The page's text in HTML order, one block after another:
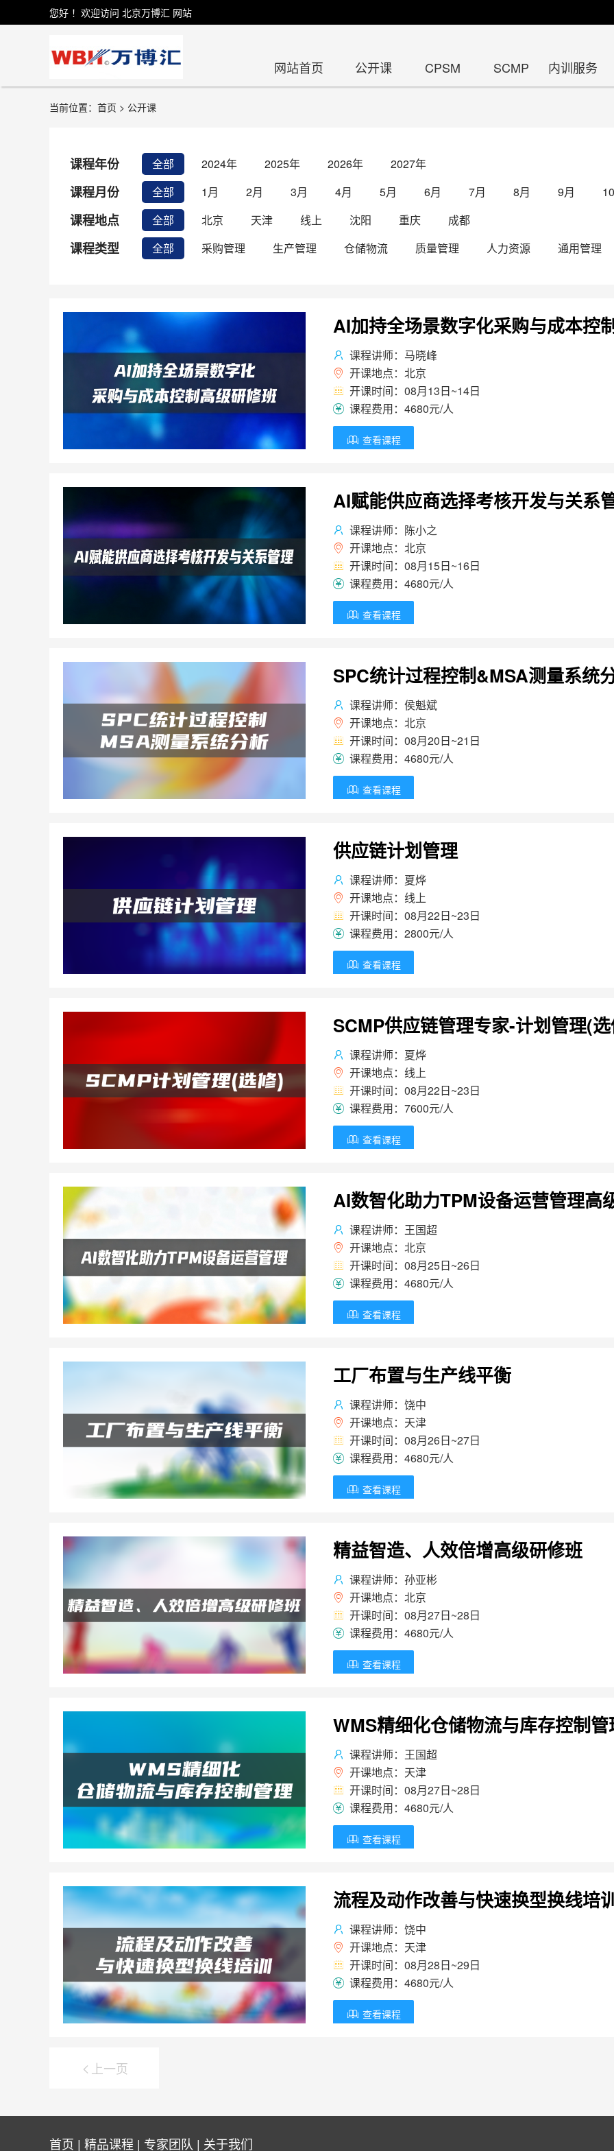
您好 ！欢迎访问 北京万博汇 网站
网站首页 公开课 CPSM SCMP 内训服务
当前位置：首页 > 公开课
课程年份 全部 2024年 2025年 2026年 2027年
课程月份 全部 1月 2月 3月 4月 5月 6月 7月 8月 9月
课程地点 全部 北京 天津 线上 沈阳 重庆 成都
课程类型 全部 采购管理 生产管理 仓储物流 质量管理 人力资源 通用管理
AI加持全场景数字化采购与成本控
 课程讲师：马晓峰
 开课地点：北京
 开课时间：08月13日~14日
课程费用：4680元/人
 查看课程
AI赋能供应商选择考核开发与关系
 课程讲师：陈小之
 开课地点：北京
 开课时间：08月15日~16日
课程费用：4680元/人
 查看课程
SPC统计过程控制&MSA测量系统
 课程讲师：侯魁斌
 开课地点：北京
 开课时间：08月20日~21日
课程费用：4680元/人
 查看课程
供应链计划管理
 课程讲师：夏烨
 开课地点：线上
 开课时间：08月22日~23日
课程费用：2800元/人
 查看课程
SCMP供应链管理专家-计划管理(
 课程讲师：夏烨
 开课地点：线上
 开课时间：08月22日~23日
课程费用：7600元/人
 查看课程
AI数智化助力TPM设备运营管理高
 课程讲师：王国超
 开课地点：北京
 开课时间：08月25日~26日
课程费用：4680元/人
 查看课程
工厂布置与生产线平衡
 课程讲师：饶中
 开课地点：天津
 开课时间：08月26日~27日
课程费用：4680元/人
 查看课程
精益智造、人效倍增高级研修班
 课程讲师：孙亚彬
 开课地点：北京
 开课时间：08月27日~28日
课程费用：4680元/人
 查看课程
WMS精细化仓储物流与库存控制管
 课程讲师：王国超
 开课地点：天津
 开课时间：08月27日~28日
课程费用：4680元/人
 查看课程
流程及动作改善与快速换型换线培
 课程讲师：饶中
 开课地点：天津
 开课时间：08月28日~29日
课程费用：4680元/人
 查看课程
 上一页
首页 | 精品课程 | 专家团队 | 关于我们